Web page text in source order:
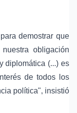
demostrar que
obligación
diplomática (...) es
de todos los
política", insistió